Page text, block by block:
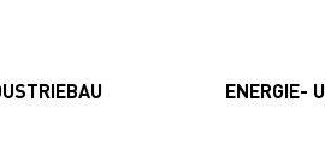
ENERGIE-